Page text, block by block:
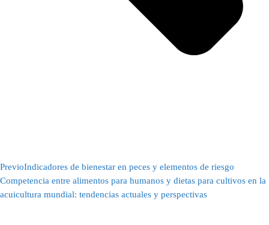
PrevioIndicadores de bienestar en peces y elementos de riesgo
Competencia entre alimentos para humanos y dietas para cultivos en la
acuicultura mundial: tendencias actuales y perspectivas